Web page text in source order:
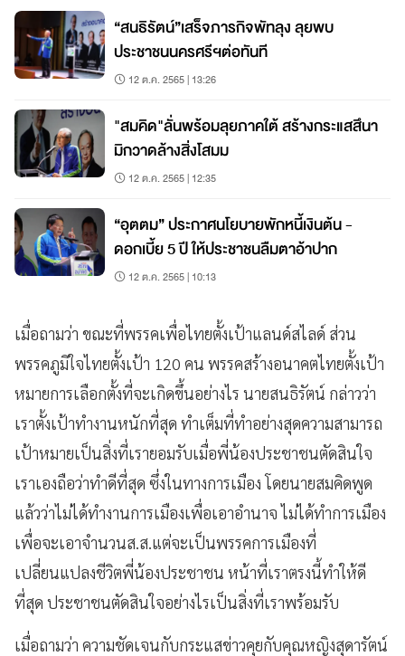
“สนธิรัตน์”เสร็จภารกิจพัทลุง ลุยพบ
ประชาชนนครศรีฯต่อทันที
12 ต.ค. 2565 | 13:26
"สมคิด"ลั่นพร้อมลุยภาคใต้ สร้างกระแสสึนา
มิกวาดล้างสิ่งโสมม
12 ต.ค. 2565 | 12:35
“อุตตม” ประกาศนโยบายพักหนี้เงินต้น -
ดอกเบี้ย 5 ปี ให้ประชาชนลืมตาอ้าปาก
12 ต.ค. 2565 | 10:13
เมื่อถามว่า ขณะที่พรรคเพื่อไทยตั้งเป้าแลนด์สไลด์ ส่วน
พรรคภูมิใจไทยตั้งเป้า 120 คน พรรคสร้างอนาคตไทยตั้งเป้า
หมายการเลือกตั้งที่จะเกิดขึ้นอย่างไร นายสนธิรัตน์ กล่าวว่า
เราตั้งเป้าทำงานหนักที่สุด ทำเต็มที่ทำอย่างสุดความสามารถ
เป้าหมายเป็นสิ่งที่เรายอมรับเมื่อพี่น้องประชาชนตัดสินใจ
เราเองถือว่าทำดีที่สุด ซึ่งในทางการเมือง โดยนายสมคิดพูด
แล้วว่าไม่ได้ทำงานการเมืองเพื่อเอาอำนาจ ไม่ได้ทำการเมือง
เพื่อจะเอาจำนวนส.ส.แต่จะเป็นพรรคการเมืองที่
เปลี่ยนแปลงชีวิตพี่น้องประชาชน หน้าที่เราตรงนี้ทำให้ดี
ที่สุด ประชาชนตัดสินใจอย่างไรเป็นสิ่งที่เราพร้อมรับ
เมื่อถามว่า ความชัดเจนกับกระแสข่าวคุยกับคุณหญิงสุดารัตน์